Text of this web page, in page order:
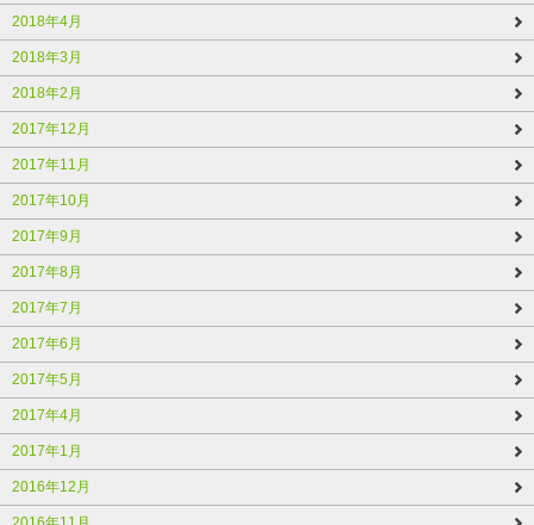
2018年4月
2018年3月
2018年2月
2017年12月
2017年11月
2017年10月
2017年9月
2017年8月
2017年7月
2017年6月
2017年5月
2017年4月
2017年1月
2016年12月